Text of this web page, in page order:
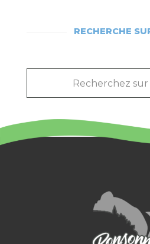
RECHERCHE
LE
SITE